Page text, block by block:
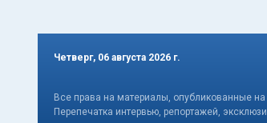
Четверг, 06 августа 2026 г.
Все права на материалы, опубликованные на
Перепечатка интервью, репортажей,